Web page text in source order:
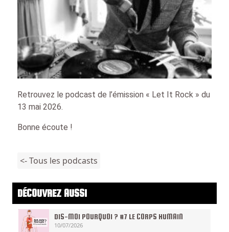
Retrouvez le podcast de l’émission « Let It Rock » du
13 mai 2026.
Bonne écoute !
<- Tous les podcasts
DÉCOUVREZ AUSSI
DIS-MOI POURQUOI ? #7 LE CORPS HUMAIN
10/07/2026